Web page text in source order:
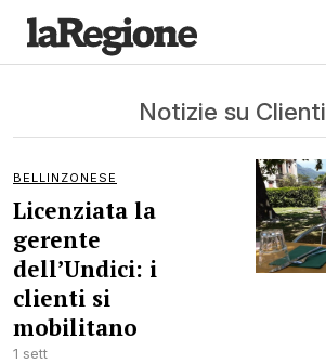
Notizie su Clienti
BELLINZONESE
Licenziata la
gerente
dell’Undici: i
clienti si
mobilitano
1 sett